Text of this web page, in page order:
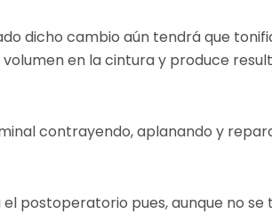
dicho cambio aún tendrá que
en la cintura y produce
contrayendo, aplanando y
postoperatorio pues, aunque no se